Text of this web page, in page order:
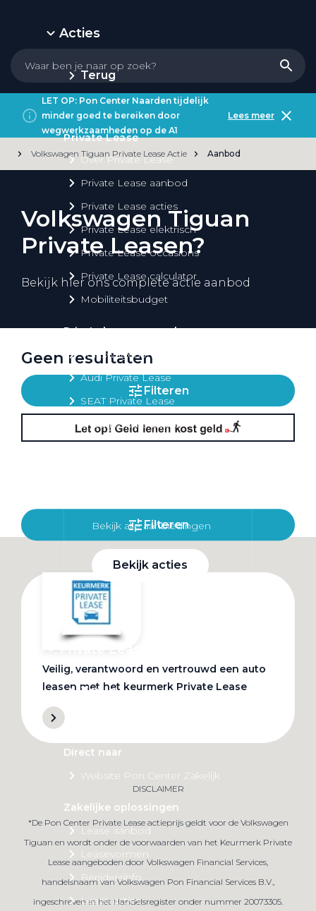
Acties
Terug
Private Lease
Over Private Lease
Private Lease aanbod
Private Lease acties
Private Lease elektrisch
Private Lease occasions
Private Lease calculator
Mobiliteitsbudget
Private lease per merk
Volkswagen Private Lease
Audi Private Lease
SEAT Private Lease
Škoda Private Lease
Bekijk alle aanbiedingen
Bekijk acties
Terug
Direct naar
Website Pon Center Zakelijk
Zakelijke oplossingen
Lease aanbod
Leasevormen
Berijdersinfo
Lease acties
LET OP: Pon Center Naarden tijdelijk
minder goed te bereiken door
wegwerkzaamheden op de A1
Lees meer
Volkswagen Tiguan Private Lease Actie Aanbod
Volkswagen Tiguan
Private Leasen?
Bekijk hier ons complete actie aanbod
Geen resultaten
Filteren
Filteren
Veilig, verantwoord en vertrouwd een auto
leasen met het keurmerk Private Lease
DISCLAIMER
*De Pon Center Private Lease actieprijs geldt voor de Volkswagen
Tiguan en wordt onder de voorwaarden van het Keurmerk Private
Lease aangeboden door Volkswagen Financial Services,
handelsnaam van Volkswagen Pon Financial Services B.V.,
ingeschreven in het Handelsregister onder nummer 20073305.